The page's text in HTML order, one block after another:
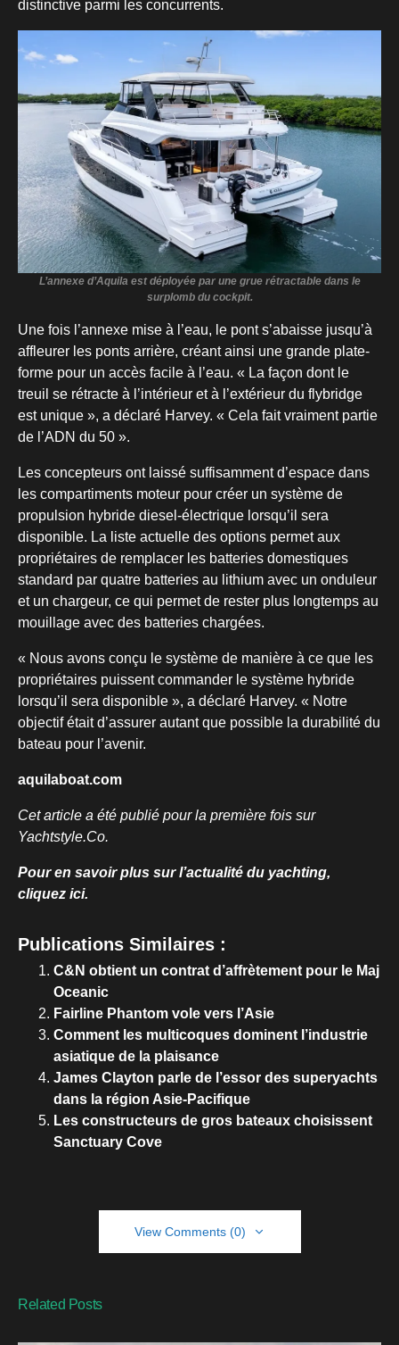
distinctive parmi les concurrents.
L’annexe d’Aquila est déployée par une grue rétractable dans le
surplomb du cockpit.
Une fois l’annexe mise à l’eau, le pont s’abaisse jusqu’à
affleurer les ponts arrière, créant ainsi une grande plate-
forme pour un accès facile à l’eau. « La façon dont le
treuil se rétracte à l’intérieur et à l’extérieur du flybridge
est unique », a déclaré Harvey. « Cela fait vraiment partie
de l’ADN du 50 ».
Les concepteurs ont laissé suffisamment d’espace dans
les compartiments moteur pour créer un système de
propulsion hybride diesel-électrique lorsqu’il sera
disponible. La liste actuelle des options permet aux
propriétaires de remplacer les batteries domestiques
standard par quatre batteries au lithium avec un onduleur
et un chargeur, ce qui permet de rester plus longtemps au
mouillage avec des batteries chargées.
« Nous avons conçu le système de manière à ce que les
propriétaires puissent commander le système hybride
lorsqu’il sera disponible », a déclaré Harvey. « Notre
objectif était d’assurer autant que possible la durabilité du
bateau pour l’avenir.
aquilaboat.com
Cet article a été publié pour la première fois sur
Yachtstyle.Co.
Pour en savoir plus sur l’actualité du yachting,
cliquez ici.
Publications Similaires :
C&N obtient un contrat d’affrètement pour le Maj
Oceanic
Fairline Phantom vole vers l’Asie
Comment les multicoques dominent l’industrie
asiatique de la plaisance
James Clayton parle de l’essor des superyachts
dans la région Asie-Pacifique
Les constructeurs de gros bateaux choisissent
Sanctuary Cove
View Comments (0)
Related Posts